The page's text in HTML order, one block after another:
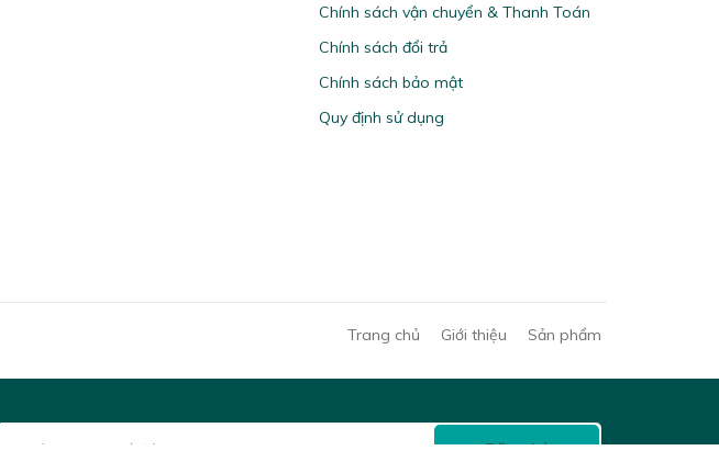
Chính sách vận chuyển & Thanh Toán
Chính sách đổi trả
Chính sách bảo mật
Quy định sử dụng
Trang chủ Giới thiệu Sản phẩm
Đăng ký